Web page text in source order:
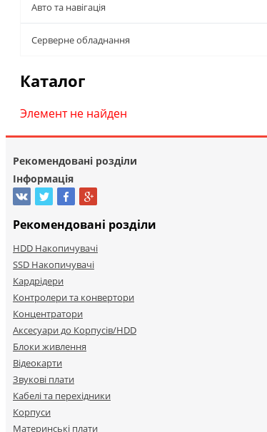
Авто та навігація
Серверне обладнання
Каталог
Элемент не найден
Рекомендовані розділи
Інформація
Рекомендовані розділи
HDD Накопичувачі
SSD Накопичувачі
Кардрідери
Контролери та конвертори
Концентратори
Аксесуари до Корпусів/HDD
Блоки живлення
Відеокарти
Звукові плати
Кабелі та перехідники
Корпуси
Материнські плати